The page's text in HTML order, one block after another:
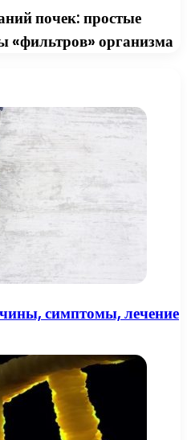
почек: простые
«фильтров» организма
симптомы, лечение